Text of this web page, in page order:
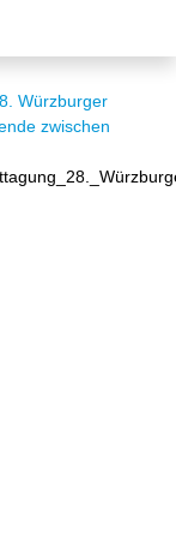
Würzburger
zwischen